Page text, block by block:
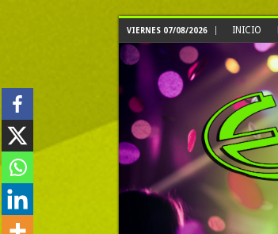
VIERNES 07/08/2026 INICIO